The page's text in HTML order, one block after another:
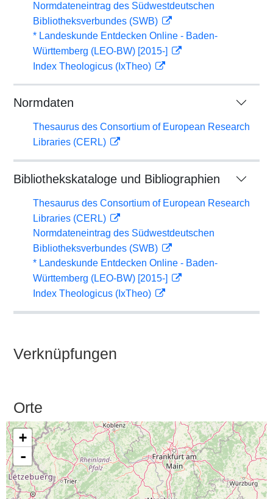
Normdateneintrag des Südwestdeutschen
Bibliotheksverbundes (SWB)
* Landeskunde Entdecken Online - Baden-
Württemberg (LEO-BW) [2015-]
Index Theologicus (IxTheo)
Normdaten
Thesaurus des Consortium of European Research
Libraries (CERL)
Bibliothekskataloge und Bibliographien
Thesaurus des Consortium of European Research
Libraries (CERL)
Normdateneintrag des Südwestdeutschen
Bibliotheksverbundes (SWB)
* Landeskunde Entdecken Online - Baden-
Württemberg (LEO-BW) [2015-]
Index Theologicus (IxTheo)
Verknüpfungen
Orte
+
-